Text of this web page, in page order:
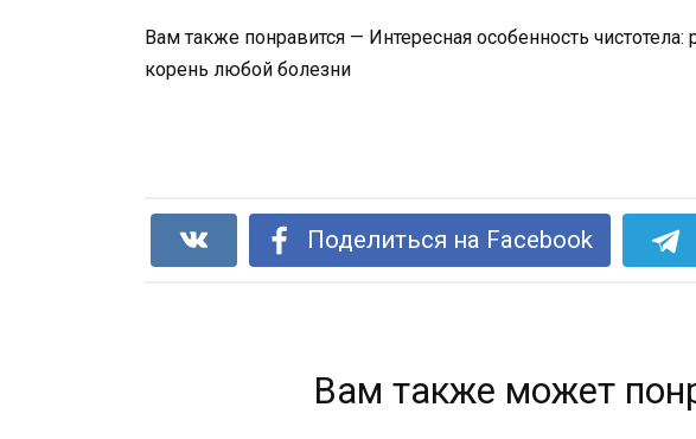
Вам также понравится — Интересная особенность
корень любой болезни
Поделиться на Facebook
Вам также может